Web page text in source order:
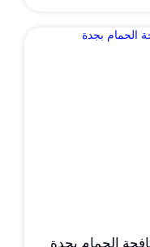
الحمام بجدة